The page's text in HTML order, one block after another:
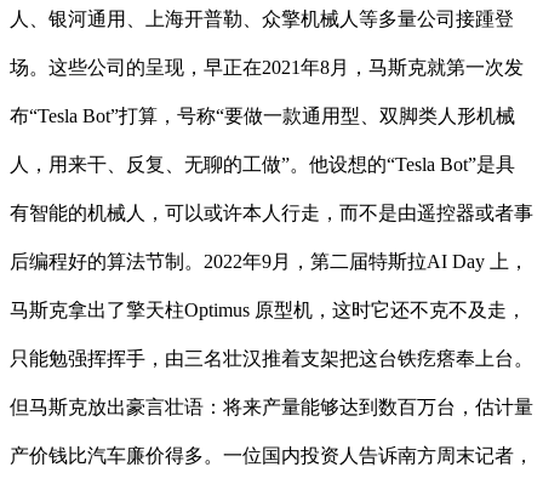
人、银河通用、上海开普勒、众擎机械人等多量公司接踵登
场。这些公司的呈现，早正在2021年8月，马斯克就第一次发
布“Tesla Bot”打算，号称“要做一款通用型、双脚类人形机械
人，用来干、反复、无聊的工做”。他设想的“Tesla Bot”是具
有智能的机械人，可以或许本人行走，而不是由遥控器或者事
后编程好的算法节制。2022年9月，第二届特斯拉AI Day 上，
马斯克拿出了擎天柱Optimus 原型机，这时它还不克不及走，
只能勉强挥挥手，由三名壮汉推着支架把这台铁疙瘩奉上台。
但马斯克放出豪言壮语：将来产量能够达到数百万台，估计量
产价钱比汽车廉价得多。一位国内投资人告诉南方周末记者，